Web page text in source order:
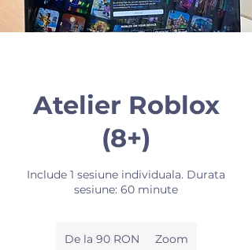
Atelier Roblox
(8+)
Include 1 sesiune individuala. Durata
sesiune: 60 minute
90De la 90 RON Zoom